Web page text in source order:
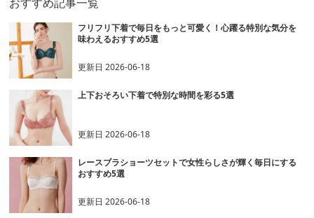
フリフリ下着で毎日をもっと可愛く！心躍る特別な気分を
味わえるおすすめ5選
更新日2026-06-18
上下おそろい下着で特別な時間を彩る5選
更新日2026-06-18
レースブラショーツセットで女性らしさが輝く毎日にする
おすすめ5選
更新日2026-06-18